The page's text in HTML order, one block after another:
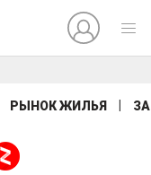
РЫНОК ЖИЛЬЯ